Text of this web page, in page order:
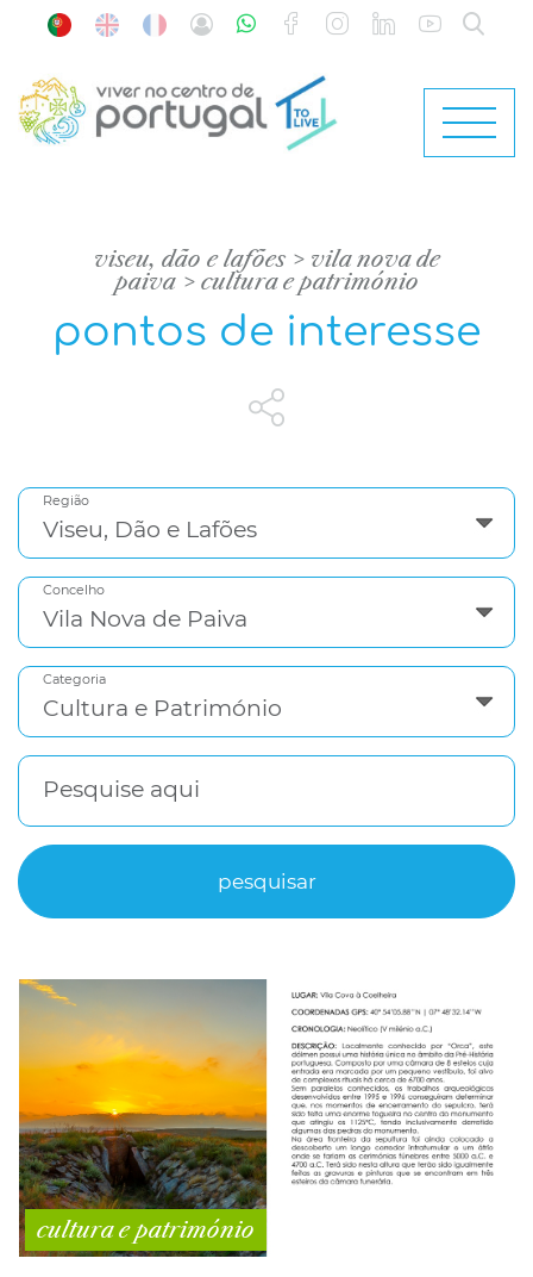
viseu, dão e lafões
vila nova de
paiva
cultura e património
pontos de interesse
Região
Concelho
Categoria
Pesquise aqui
cultura e património